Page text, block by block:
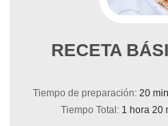
RECETA
Tiempo de preparación:20
Tiempo Total: 1 hora
hora 20